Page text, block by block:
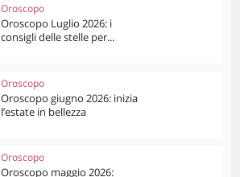
Oroscopo
Oroscopo Luglio 2026: i
consigli delle stelle per...
Oroscopo
Oroscopo giugno 2026: inizia
l’estate in bellezza
Oroscopo
Oroscopo maggio 2026: